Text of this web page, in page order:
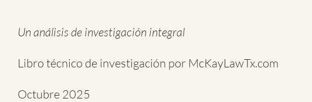
Un análisis de investigación integral
Libro técnico de investigación por McKayLawTx.com
Octubre 2025